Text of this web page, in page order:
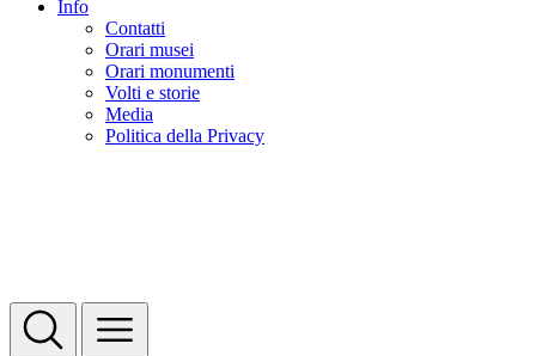
Info
Contatti
Orari musei
Orari monumenti
Volti e storie
Media
Politica della Privacy